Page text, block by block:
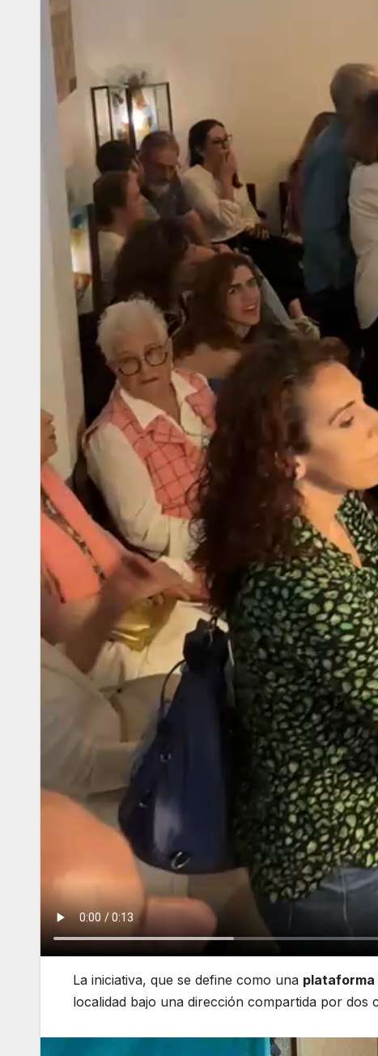
La iniciativa, que se define como una
localidad bajo una dirección compartida por dos